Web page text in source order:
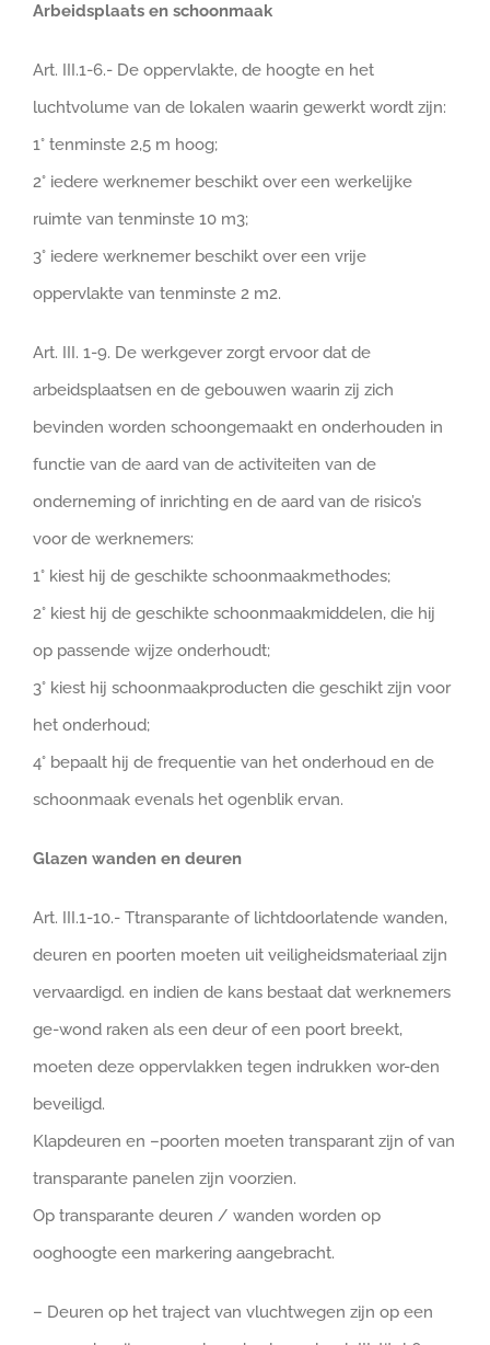
Arbeidsplaats en schoonmaak
Art. III.1-6.- De oppervlakte, de hoogte en het
luchtvolume van de lokalen waarin gewerkt wordt zijn:
1° tenminste 2,5 m hoog;
2° iedere werknemer beschikt over een werkelijke
ruimte van tenminste 10 m3;
3° iedere werknemer beschikt over een vrije
oppervlakte van tenminste 2 m2.
Art. III. 1-9. De werkgever zorgt ervoor dat de
arbeidsplaatsen en de gebouwen waarin zij zich
bevinden worden schoongemaakt en onderhouden in
functie van de aard van de activiteiten van de
onderneming of inrichting en de aard van de risico’s
voor de werknemers:
1° kiest hij de geschikte schoonmaakmethodes;
2° kiest hij de geschikte schoonmaakmiddelen, die hij
op passende wijze onderhoudt;
3° kiest hij schoonmaakproducten die geschikt zijn voor
het onderhoud;
4° bepaalt hij de frequentie van het onderhoud en de
schoonmaak evenals het ogenblik ervan.
Glazen wanden en deuren
Art. III.1-10.- Ttransparante of lichtdoorlatende wanden,
deuren en poorten moeten uit veiligheidsmateriaal zijn
vervaardigd. en indien de kans bestaat dat werknemers
ge-wond raken als een deur of een poort breekt,
moeten deze oppervlakken tegen indrukken wor-den
beveiligd.
Klapdeuren en –poorten moeten transparant zijn of van
transparante panelen zijn voorzien.
Op transparante deuren / wanden worden op
ooghoogte een markering aangebracht.
– Deuren op het traject van vluchtwegen zijn op een